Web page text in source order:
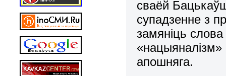
сваёй
супадзенне з
замяніць
апошняга.